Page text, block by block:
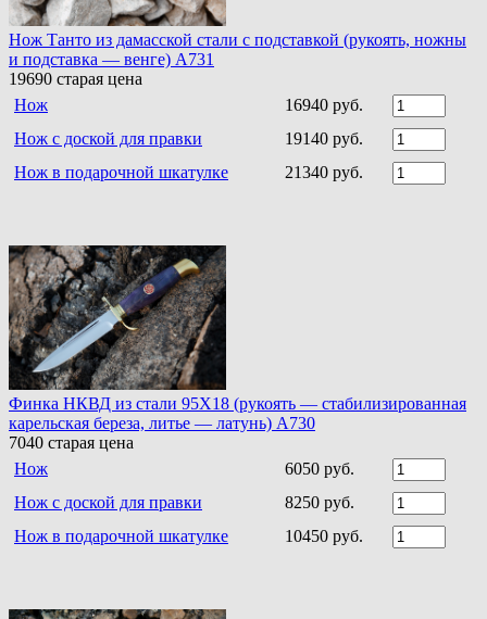
Нож Танто из дамасской стали c подставкой (рукоять, ножны
и подставка — венге) A731
19690 старая цена
Нож
16940 руб.
Нож с доской для правки
19140 руб.
Нож в подарочной шкатулке
21340 руб.
Финка НКВД из стали 95Х18 (рукоять — стабилизированная
карельская береза, литье — латунь) A730
7040 старая цена
Нож
6050 руб.
Нож с доской для правки
8250 руб.
Нож в подарочной шкатулке
10450 руб.